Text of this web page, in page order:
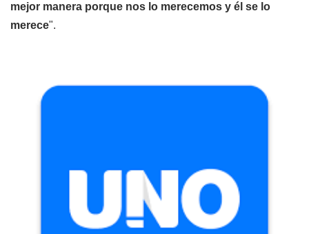
mejor manera porque nos lo merecemos y él se lo
merece".